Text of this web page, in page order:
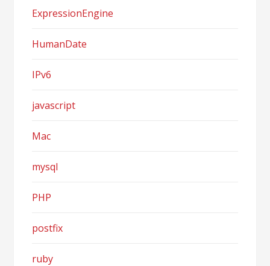
ー
ョ
ン
ExpressionEngine
HumanDate
IPv6
javascript
Mac
mysql
PHP
postfix
ruby